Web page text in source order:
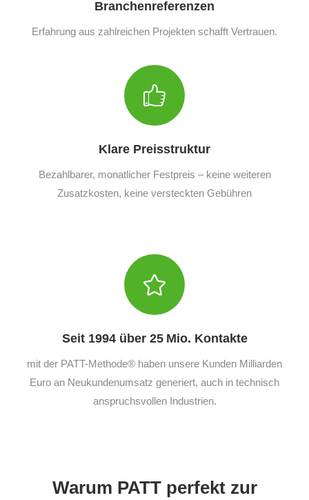
Branchenreferenzen
Erfahrung aus zahlreichen Projekten schafft Vertrauen.
Klare Preisstruktur
Bezahlbarer, monatlicher Festpreis – keine weiteren
Zusatzkosten, keine versteckten Gebühren
Seit 1994 über 25 Mio. Kontakte
mit der PATT-Methode® haben unsere Kunden Milliarden
Euro an Neukundenumsatz generiert, auch in technisch
anspruchsvollen Industrien.
Warum PATT perfekt zur